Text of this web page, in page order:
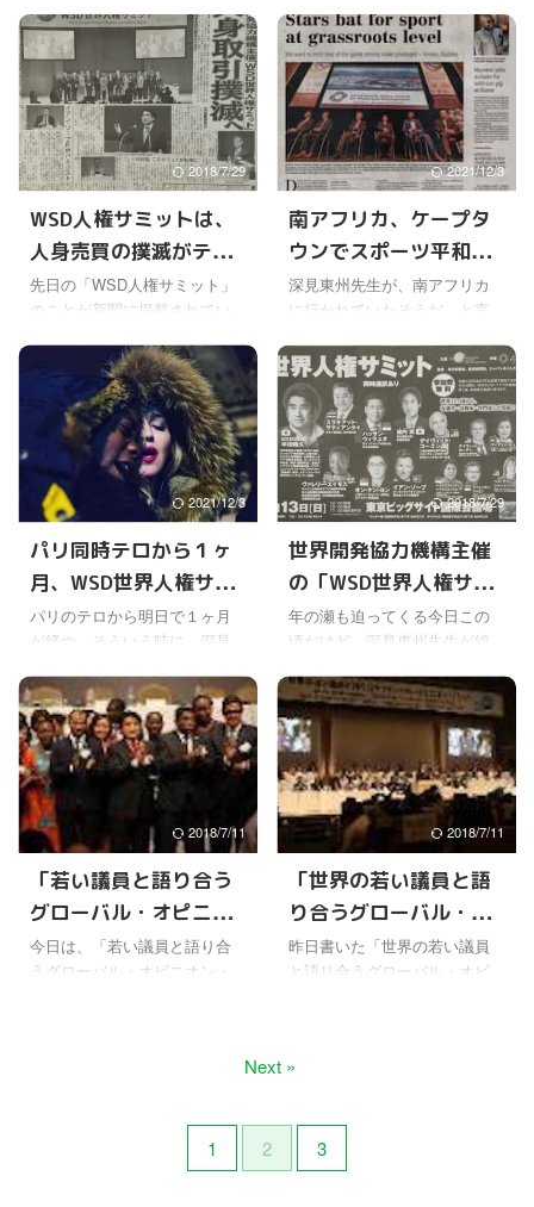
Tusk（CEOはチャールズ・メ
イヒューMBE）という非営利
団体と国際スポーツ振興協会
...
ット博士による、基調講演と
なるような話を聞けた。 ピー
ター・ピオット博士は、 ...
（半田晴久) 先生
かれる。 主催は世界開発協力
機構（半田晴久総裁）。共催
は公衆衛生学の研究で世界で
最も権威のある大学院教育機
関と評価されているロンドン
大学衛生熱帯医学大学院。 そ
この学長であり、エボラウィ
ルスの発見者で、その方面に
おいて多大な功績を残してき
たピーター・ピオット博士を
迎えての、グローバル・ヘル
ス（国際保健）に関するサミ
自分の健康には関心があって
も、なかなかエボラなど世界
的な感染症 ...
世界開発協力機構を通して、
これまでにも人権に関わる世
界的な問題に取り組んでこら
れている。 週刊エコノミスト
１/26 人権に関わる問題とい
うのは、政治的な問題にも関
わるし、背景に複雑な問題が
多い。 例えば深見東州先生
は、民主的な選挙を推進し、
民主主義が根付くような活動
もされているけど、これなど
も民主的ではない国ほど、人
る事実があるからだと思う。
なので民主的な選挙を推進す
る ...
2018/7/29
WSD人権サミットは、
人身売買の撲滅がテー
マ
先日の「WSD人権サミット」
のことが新聞に掲載されてい
WSD（世界開発協力機構）と
は深見東州（半田晴久）先生
が総裁をされる国際協力や福
祉活動、大学・学術系団体へ
の支援活動等を行うNPO法人
だ。 これまでもトニー・ブレ
アやビル・クリントンらを呼
ーズサミットも、何回も開催
されてきた。 今回は人権問題
にテーマを絞って、世界から
その関係の専門家や政治家が
らは高村副総裁も第一部に参
加していた。また城内実 ...
2021/12/3
南アフリカ、ケープタ
ウンでスポーツ平和サ
ミット開催
深見東州先生が、南アフリカ
に行かれていたそうだ。と言
なるけど。 国際スポーツ振興
協会と世界開発協力機構の共
催で、スポーツ平和サミット
が開催されたからのようだ。
世界開発協力機構のホームペ
ージに、ケープアーガスとい
う南アフリカの新聞による報
スポーツ平和サミットが南ア
フリカ・ケープタウンで開催
されました 深見東州先生
は、スポーツの持つ奇跡的な
平和への道を着々と推進され
ているようだ。 そのことを、
最近よく ...
2021/12/3
パリ同時テロから１ヶ
月、WSD世界人権サミ
ットが開催される
パリのテロから明日で１ヶ月
が経つ。そういう時に、深見
WSD世界人権サミットが開催
されるのも、何か意味がある
んだろうと思う。 パリのテロ
の実行犯についてはわからな
いけど、テロをさせる目的の
ために、人身売買で子供が買
われるという話しを聞く。 イ
供を洗脳してテロを起こさせ
ているという話しも、ワール
ドメイト会員から聞いた。 人
身売買という人類の暗闇に少
2018/7/29
世界開発協力機構主催
の「WSD世界人権サミ
ット」が、東京ビッグ
サイトで開催される
年の瀬も迫ってくる今日この
頃だけど、深見東州先生が総
主催のWSD世界人権サミット
が、１３日に東京ビッグサイ
ト国際会議場で開催される。
急に知ったので驚いたけ
ど、世界的な問題になってい
る人身売買問題と奴隷制度に
ついてのサミットになるそう
くないけど、強制労働や売春
の強要、臓器移植、薬物の生
産や取引が目的で、あるいは
テロリストにするために誘拐
2018/7/11
「若い議員と語り合う
グローバル・オピニオ
ン・サミット」のネッ
ト記事
今日は、「若い議員と語り合
うグローバル・オピニオン・
なって設立され、東京都の特
定非営利活動法人(NPO法人)の
認可を受けた国際支援組織に
2018/7/11
「世界の若い議員と語
り合うグローバル・オ
ピニオン・サミット」
終了後のお話
昨日書いた「世界の若い議員
と語り合うグローバル・オピ
ったあと、７階の本会場の国
れた人がモニター参加してい
る１階のホールまで、深見東
州先生が降りてこられた。 さ
1 2 3
Next »